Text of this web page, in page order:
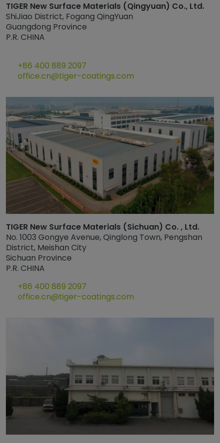
TIGER New Surface Materials (Qingyuan) Co., Ltd.
ShiJiao District, Fogang QingYuan
Guangdong Province
P.R. CHINA
+86 400 889 2097
office.cn@tiger-coatings.com
TIGER New Surface Materials (Sichuan) Co. , Ltd.
No. 1003 Gongye Avenue, Qinglong Town, Pengshan
District, Meishan City
Sichuan Province
P.R. CHINA
+86 400 889 2097
office.cn@tiger-coatings.com